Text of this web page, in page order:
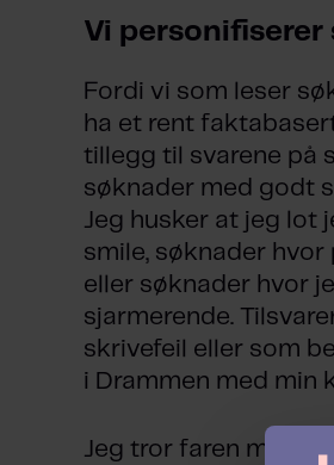
Vi personifiserer
Fordi vi som leser
ha et rent
tillegg til svarene på
søknader med godt
Jeg husker at jeg lot
smile, søknader
eller søknader hvor
sjarmerende.
skrivefeil eller som
i Drammen med min
Jeg tror faren med